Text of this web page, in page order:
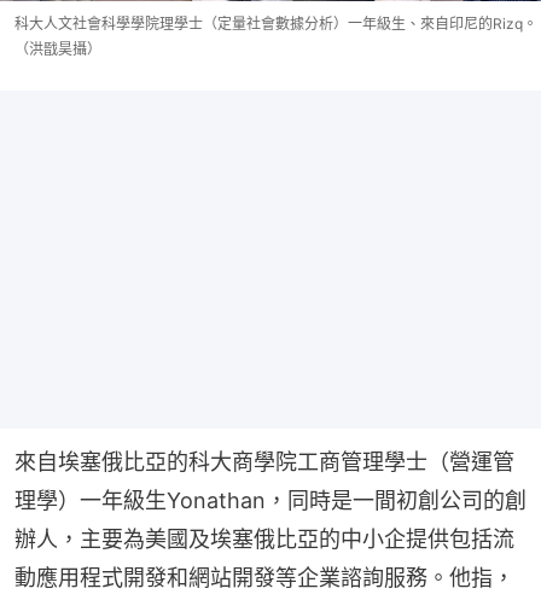
科大人文社會科學學院理學士（定量社會數據分析）一年級生、來自印尼的Rizq。
（洪戩昊攝）
來自埃塞俄比亞的科大商學院工商管理學士（營運管
理學）一年級生Yonathan，同時是一間初創公司的創
辦人，主要為美國及埃塞俄比亞的中小企提供包括流
動應用程式開發和網站開發等企業諮詢服務。他指，